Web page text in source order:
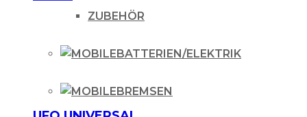
ZUBEHÖR
BATTERIEN/ELEKTRIK
BREMSEN